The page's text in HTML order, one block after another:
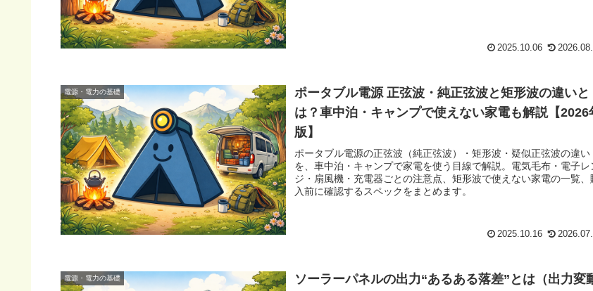
2025.10.06
電源・電力の基礎
ポータブル電源 正弦波・純正弦波と矩形波の違いと
は？車中泊・キャンプで使えない家電も解説【2026
版】
ポータブル電源の正弦波（純正弦波）・矩形波・疑似正弦波の違い
を、車中泊・キャンプで家電を使う目線で解説。電気毛布・電子レ
ジ・扇風機・充電器ごとの注意点、矩形波で使えない家電の一覧、
入前に確認するスペックをまとめます。
2025.10.16
電源・電力の基礎
ソーラーパネルの出力“あるある落差”とは（出力変